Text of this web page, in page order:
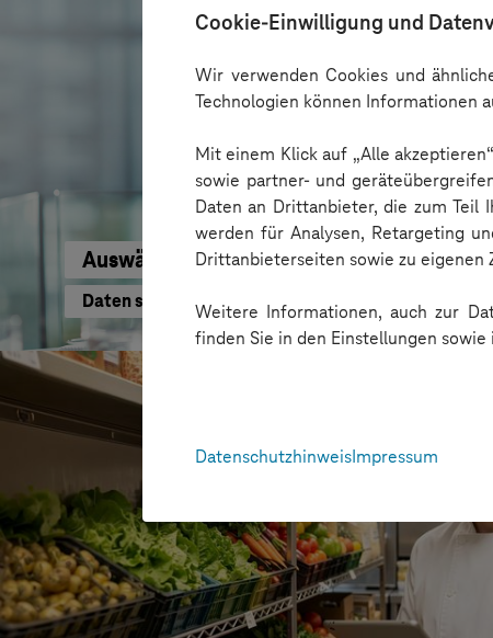
Cookie-Einwilligung und
Wir verwenden Cookies und
Technologien können Informationen
Mit einem Klick auf „Alle
sowie partner- und
Daten an Drittanbieter, die zum Teil
werden für Analysen, Retargeting
Drittanbieterseiten sowie zu
Weitere Informationen, auch zur
finden Sie in den Einstellungen
DatenschutzhinweisImpressum
Auswärtiges Amt
Daten schneller nutzen